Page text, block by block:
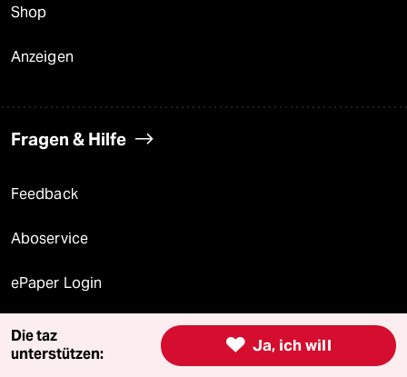
Shop
Anzeigen
Fragen & Hilfe
Feedback
Aboservice
ePaper Login
Downloads für Abonnierende
 Ja, ich will
Die taz
unterstützen: